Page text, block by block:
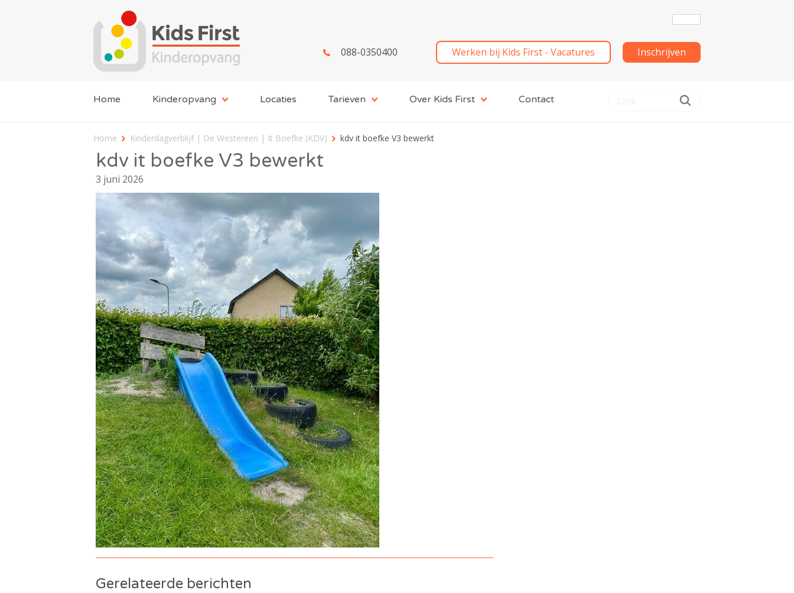
088-0350400 Werken bij Kids First - Vacatures Inschrijven
Home Kinderopvang Locaties Tarieven Over Kids First Contact
Home Kinderdagverblijf | De Westereen | It Boefke (KDV) kdv it boefke V3 bewerkt
kdv it boefke V3 bewerkt
3 juni 2026
Gerelateerde berichten